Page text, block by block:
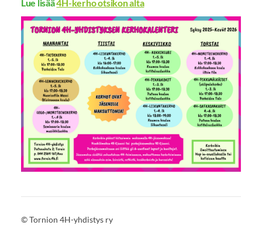
Lue lisää4H-kerho otsikon alta
©Tornion 4H-yhdistys ry